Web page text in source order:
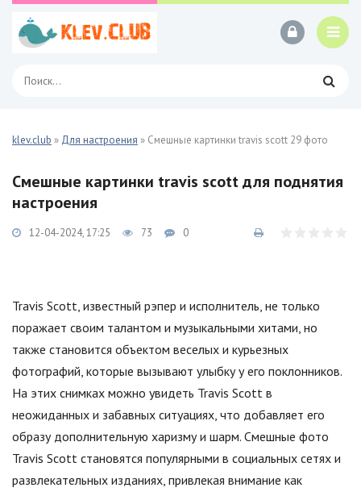
klev.club » Для настроения » Смешные картинки travis scott 29 фото
Смешные картинки travis scott для поднятия
настроения
12-04-2024, 17:25 73 0
Travis Scott, известный рэпер и исполнитель, не только
поражает своим талантом и музыкальными хитами, но
также становится объектом веселых и курьезных
фотографий, которые вызывают улыбку у его поклонников.
На этих снимках можно увидеть Travis Scott в
неожиданных и забавных ситуациях, что добавляет его
образу дополнительную харизму и шарм. Смешные фото
Travis Scott становятся популярными в социальных сетях и
развлекательных изданиях, привлекая внимание как